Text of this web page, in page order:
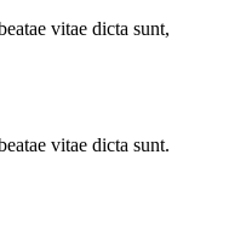
vitae dicta sunt,
vitae dicta sunt.